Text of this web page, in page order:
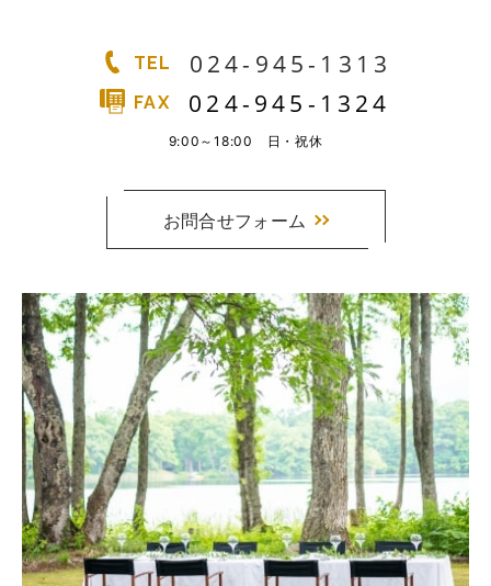
TEL 024-945-1313
FAX 024-945-1324
9:00～18:00 日・祝休
お問合せフォーム